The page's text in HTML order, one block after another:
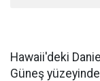
Hawaii'deki
Güneş